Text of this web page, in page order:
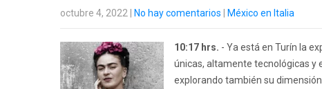
octubre 4, 2022 No hay comentarios México en Italia
10:17 hrs. - Ya está en Turín la
únicas, altamente tecnológicas y
explorando también su